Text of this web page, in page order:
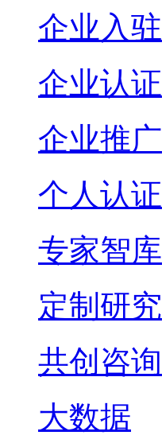
企业入驻
企业认证
企业推广
个人认证
专家智库
定制研究
共创咨询
大数据